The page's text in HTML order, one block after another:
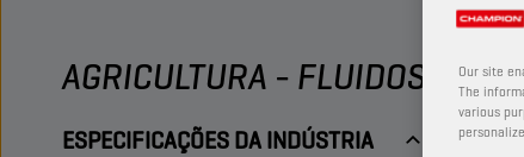
AGRICULTURA - FLUIDOS DE
ESPECIFICAÇÕES DA INDÚSTRIA
Our site
The
various